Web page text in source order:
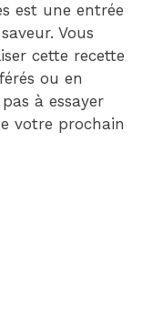
est une entrée
Vous
cette recette
ou en
à essayer
votre prochain